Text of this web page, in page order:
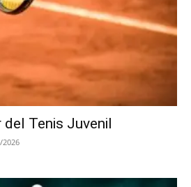
del Tenis Juvenil
2026